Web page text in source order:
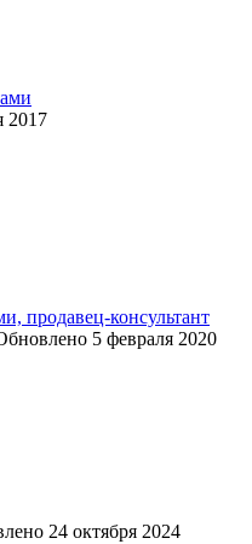
2017
продавец-консультант
5 февраля 2020
24 октября 2024